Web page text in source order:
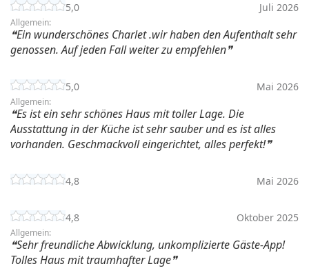
5,0 Juli 2026
Allgemein:
Ein wunderschönes Charlet .wir haben den Aufenthalt sehr
genossen. Auf jeden Fall weiter zu empfehlen
5,0 Mai 2026
Allgemein:
Es ist ein sehr schönes Haus mit toller Lage. Die
Ausstattung in der Küche ist sehr sauber und es ist alles
vorhanden. Geschmackvoll eingerichtet, alles perfekt!
4,8 Mai 2026
4,8 Oktober 2025
Allgemein:
Sehr freundliche Abwicklung, unkomplizierte Gäste-App!
Tolles Haus mit traumhafter Lage